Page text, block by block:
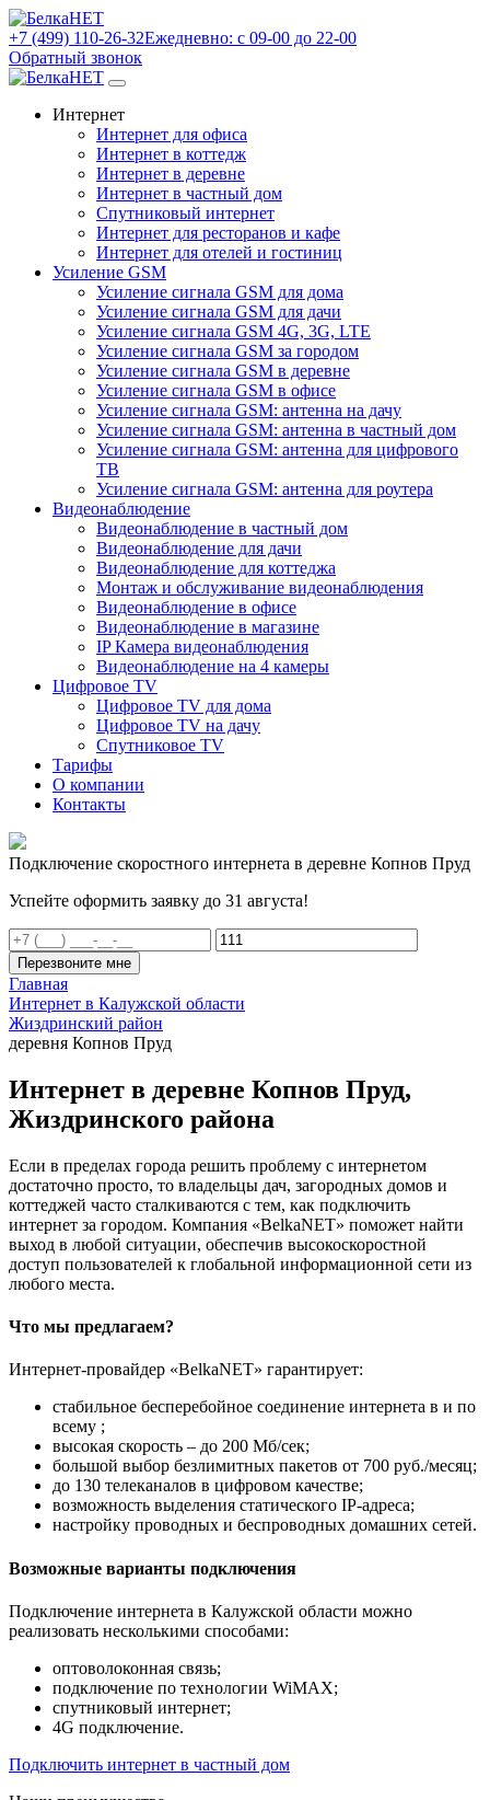
+7 (499) 110-26-32Ежедневно: с 09-00 до 22-00
Обратный звонок
Интернет
Интернет для офиса
Интернет в коттедж
Интернет в деревне
Интернет в частный дом
Спутниковый интернет
Интернет для ресторанов и кафе
Интернет для отелей и гостиниц
Усиление GSM
Усиление сигнала GSM для дома
Усиление сигнала GSM для дачи
Усиление сигнала GSM 4G, 3G, LTE
Усиление сигнала GSM за городом
Усиление сигнала GSM в деревне
Усиление сигнала GSM в офисе
Усиление сигнала GSM: антенна на дачу
Усиление сигнала GSM: антенна в частный дом
Усиление сигнала GSM: антенна для цифрового
ТВ
Усиление сигнала GSM: антенна для роутера
Видеонаблюдение
Видеонаблюдение в частный дом
Видеонаблюдение для дачи
Видеонаблюдение для коттеджа
Монтаж и обслуживание видеонаблюдения
Видеонаблюдение в офисе
Видеонаблюдение в магазине
IP Камера видеонаблюдения
Видеонаблюдение на 4 камеры
Цифровое TV
Цифровое TV для дома
Цифровое TV на дачу
Спутниковое TV
Тарифы
О компании
Контакты
Подключение скоростного интернета в деревне Копнов Пруд
Успейте оформить заявку до 31 августа!
Перезвоните мне
Главная
Интернет в Калужской области
Жиздринский район
деревня Копнов Пруд
Интернет в деревне Копнов Пруд,
Жиздринского района
Если в пределах города решить проблему с интернетом
достаточно просто, то владельцы дач, загородных домов и
коттеджей часто сталкиваются с тем, как подключить
интернет за городом. Компания «BelkaNET» поможет найти
выход в любой ситуации, обеспечив высокоскоростной
доступ пользователей к глобальной информационной сети из
любого места.
Что мы предлагаем?
Интернет-провайдер «BelkaNET» гарантирует:
стабильное бесперебойное соединение интернета в и по
всему ;
высокая скорость – до 200 Мб/сек;
большой выбор безлимитных пакетов от 700 руб./месяц;
до 130 телеканалов в цифровом качестве;
возможность выделения статического IP-адреса;
настройку проводных и беспроводных домашних сетей.
Возможные варианты подключения
Подключение интернета в Калужской области можно
реализовать несколькими способами:
оптоволоконная связь;
подключение по технологии WiMAX;
спутниковый интернет;
4G подключение.
Подключить интернет в частный дом